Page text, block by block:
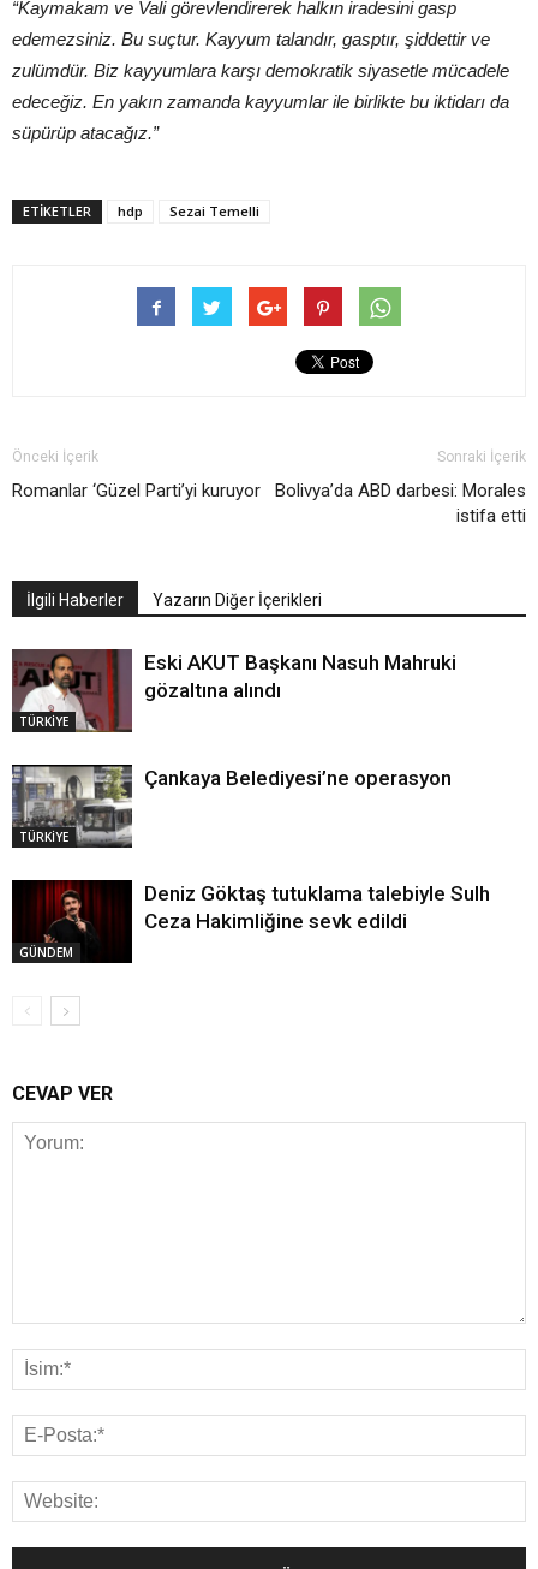
“Kaymakam ve Vali görevlendirerek halkın iradesini gasp
edemezsiniz. Bu suçtur. Kayyum talandır, gasptır, şiddettir ve
zulümdür. Biz kayyumlara karşı demokratik siyasetle mücadele
edeceğiz. En yakın zamanda kayyumlar ile birlikte bu iktidarı da
süpürüp atacağız.”
ETIKETLER hdp Sezai Temelli
Önceki İçerik
Romanlar ‘Güzel Parti’yi kuruyor
Sonraki İçerik
Bolivya’da ABD darbesi: Morales
istifa etti
İlgili Haberler Yazarın Diğer İçerikleri
TÜRKİYE
Eski AKUT Başkanı Nasuh Mahruki
gözaltına alındı
TÜRKİYE
Çankaya Belediyesi’ne operasyon
GÜNDEM
Deniz Göktaş tutuklama talebiyle Sulh
Ceza Hakimliğine sevk edildi
CEVAP VER